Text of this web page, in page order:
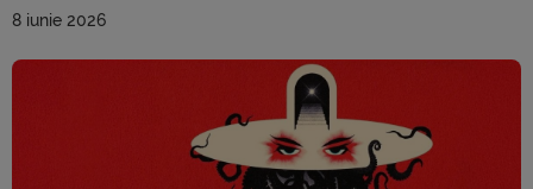
8 iunie 2026